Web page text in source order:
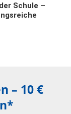
Schule –
– 10 €